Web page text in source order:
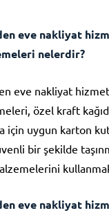
eve nakliyat
nelerdir?
eve nakliyat
özel kraft
için uygun karton
bir şekilde
eve nakliyat